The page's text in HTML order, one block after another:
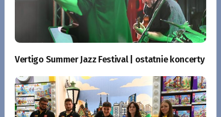
Vertigo Summer Jazz Festival | ostatnie koncerty